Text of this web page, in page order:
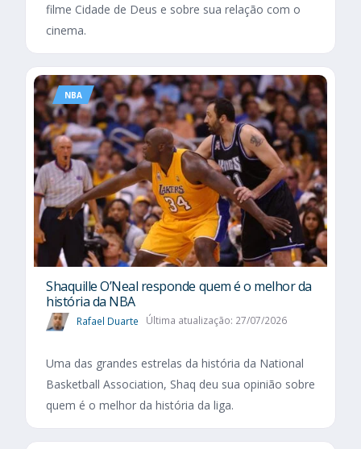
filme Cidade de Deus e sobre sua relação com o
cinema.
NBA
Shaquille O’Neal responde quem é o melhor da
história da NBA
Rafael Duarte Última atualização: 27/07/2026
Uma das grandes estrelas da história da National
Basketball Association, Shaq deu sua opinião sobre
quem é o melhor da história da liga.